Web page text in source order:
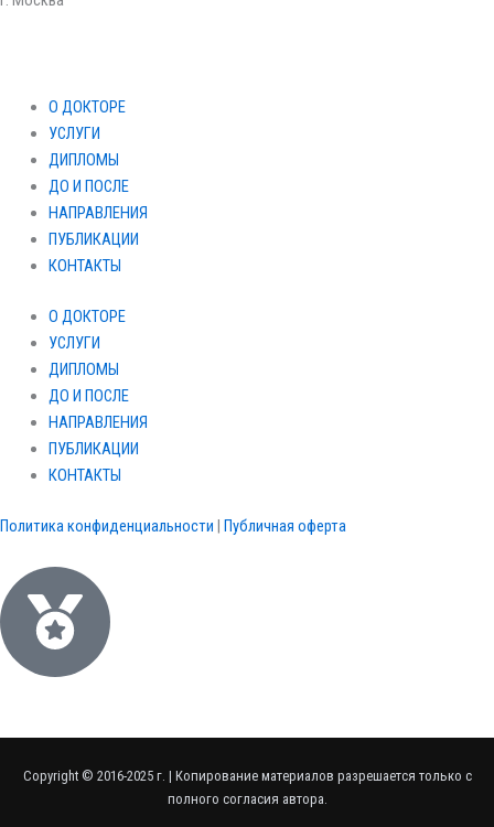
О ДОКТОРЕ
УСЛУГИ
ДИПЛОМЫ
ДО И ПОСЛЕ
НАПРАВЛЕНИЯ
ПУБЛИКАЦИИ
КОНТАКТЫ
О ДОКТОРЕ
УСЛУГИ
ДИПЛОМЫ
ДО И ПОСЛЕ
НАПРАВЛЕНИЯ
ПУБЛИКАЦИИ
КОНТАКТЫ
Политика конфиденциальности | Публичная оферта
Copyright © 2016-2025 г. | Копирование материалов разрешается только с
полного согласия автора.